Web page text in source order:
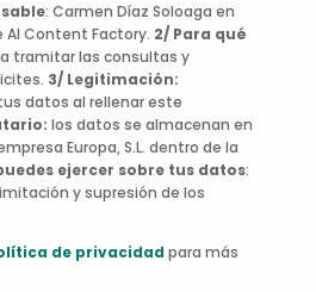
: Carmen Díaz Soloaga en
Content Factory. 2/ Para qué
tramitar las consultas y
3/ Legitimación:
datos al rellenar este
los datos se almacenan en
Europa, S.L. dentro de la
ejercer sobre tus datos:
y supresión de los
de privacidad para más